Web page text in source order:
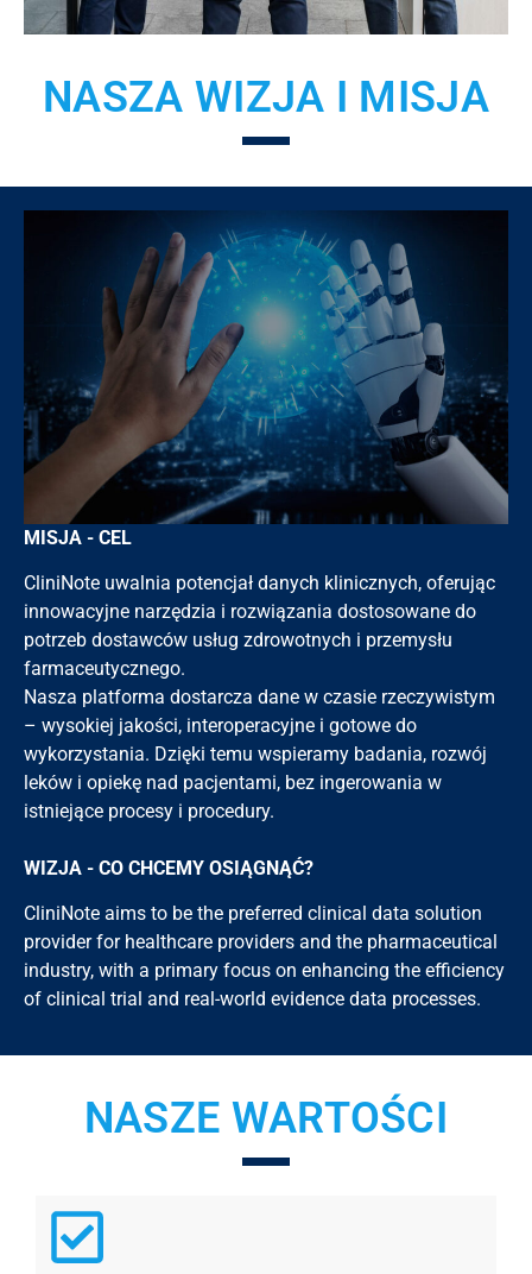
NASZA WIZJA I MISJA
MISJA - CEL
CliniNote uwalnia potencjał danych klinicznych, oferując
innowacyjne narzędzia i rozwiązania dostosowane do
potrzeb dostawców usług zdrowotnych i przemysłu
farmaceutycznego.
Nasza platforma dostarcza dane w czasie rzeczywistym
– wysokiej jakości, interoperacyjne i gotowe do
wykorzystania. Dzięki temu wspieramy badania, rozwój
leków i opiekę nad pacjentami, bez ingerowania w
istniejące procesy i procedury.
WIZJA - CO CHCEMY OSIĄGNĄĆ?
CliniNote aims to be the preferred clinical data solution
provider for healthcare providers and the pharmaceutical
industry, with a primary focus on enhancing the efficiency
of clinical trial and real-world evidence data processes.
NASZE WARTOŚCI